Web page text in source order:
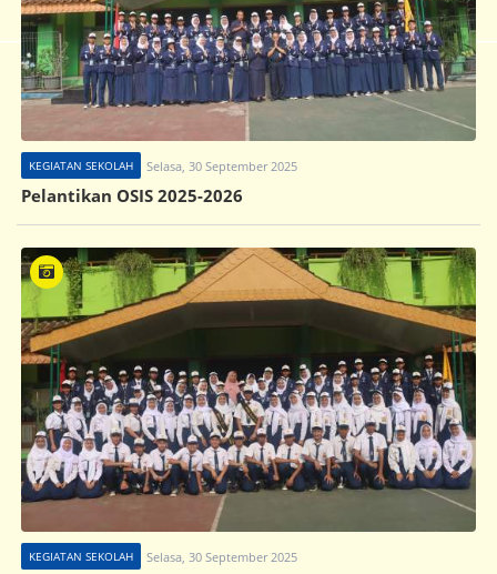
KEGIATAN SEKOLAH Selasa, 30 September 2025
Pelantikan OSIS 2025-2026
KEGIATAN SEKOLAH Selasa, 30 September 2025